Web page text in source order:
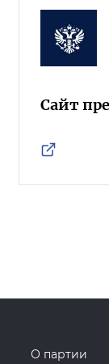
Сайт
О партии